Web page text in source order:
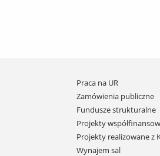
Praca na UR
Zamówienia publiczne
Fundusze strukturalne
Projekty
Projekty realizowane z
Wynajem sal